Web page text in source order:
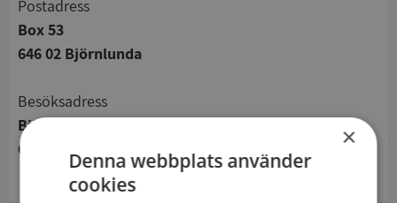
Postadress
Box 53
646 02 Björnlunda
Besöksadress
Björnlunda Kyrka
646 50 Björnlunda
×
Denna webbplats använder
cookies